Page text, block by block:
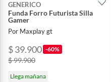
GENERICO
Funda Forro Futurista Silla
Gamer
Por Maxplay gt
$ 39.900 -60%
$ 99.900
Llega mañana